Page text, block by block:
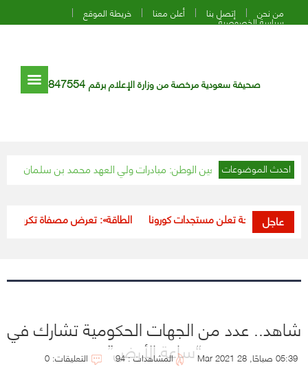
من نحن إتصل بنا أعلن معنا خريطة الموقع
سياسة الخصوصية
صحيفة سعودية مرخصة من وزارة الإعلام برقم 847554
احدث الموضوعات
باكستان لعين الوطن: مبادرات ولي العهد محمد بن سلمان خير للبلاد
عاجل «الطاقة»: تعرض مصفاة تكرير وزارة الصحة تعلن مستجدات كورونا
شاهد.. عدد من الجهات الحكومية تشارك في
“ساعة الأرض” 05:39 صباحًا, 28 Mar 2021 المشاهدات : 94 التعليقات: 0